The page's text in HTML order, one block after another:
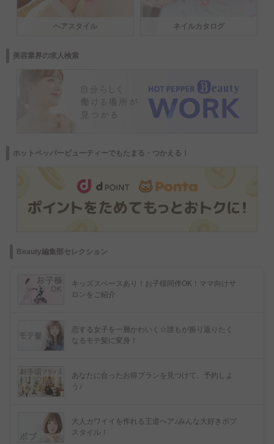
ヘアスタイル ネイルカタログ
美容業界の求人検索
ホットペッパービューティーでもたまる・つかえる！
Beauty編集部セレクション
キッズスペースあり！お子様同伴OK！ママ向けサ
ロンをご紹介
恋する女子を一層かわいく☆誰もが振り返りたく
なるモテ髪に変身！
あなたに合ったお得プランを見つけて、予約しよ
う♪
大人カワイイを作れる王道ヘア♪みんな大好きボブ
スタイル！